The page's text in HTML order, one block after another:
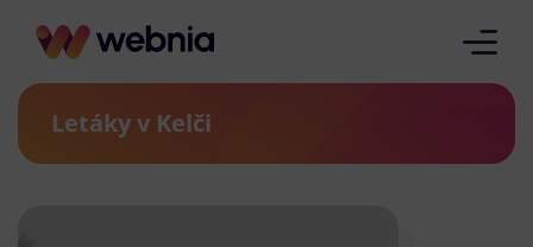
Letáky v Kelči